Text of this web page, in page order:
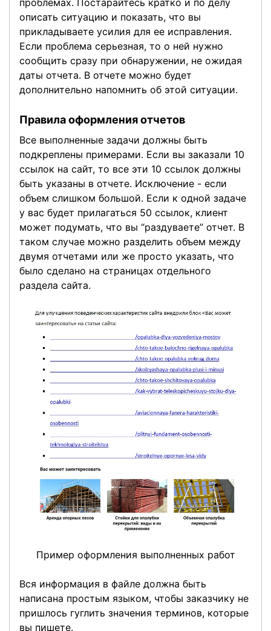
описать ситуацию и показать, что вы
прикладываете усилия для ее исправления.
Если проблема серьезная, то о ней нужно
сообщить сразу при обнаружении, не ожидая
даты отчета. В отчете можно будет
дополнительно напомнить об этой ситуации.
Правила оформления отчетов
Все выполненные задачи должны быть
подкреплены примерами. Если вы заказали 10
ссылок на сайт, то все эти 10 ссылок должны
быть указаны в отчете. Исключение - если
объем слишком большой. Если к одной задаче
у вас будет прилагаться 50 ссылок, клиент
может подумать, что вы “раздуваете” отчет. В
таком случае можно разделить объем между
двумя отчетами или же просто указать, что
было сделано на страницах отдельного
раздела сайта.
Пример оформления выполненных работ
Вся информация в файле должна быть
написана простым языком, чтобы заказчику не
пришлось гуглить значения терминов, которые
вы пишете.